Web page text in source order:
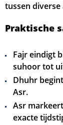
tussen
Praktische
Fajr eindigt
suhoor tot
Dhuhr
Asr.
Asr
exacte